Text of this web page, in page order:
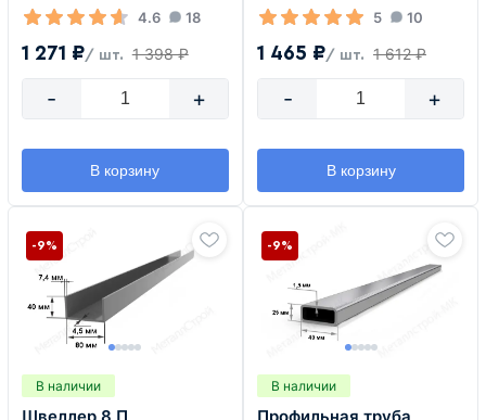
4.6 18
1 271 ₽/ шт. 1 398 ₽
- +
В корзину
5 10
1 465 ₽/ шт. 1 612 ₽
- +
В корзину
В наличии
-9%
В наличии
-9%